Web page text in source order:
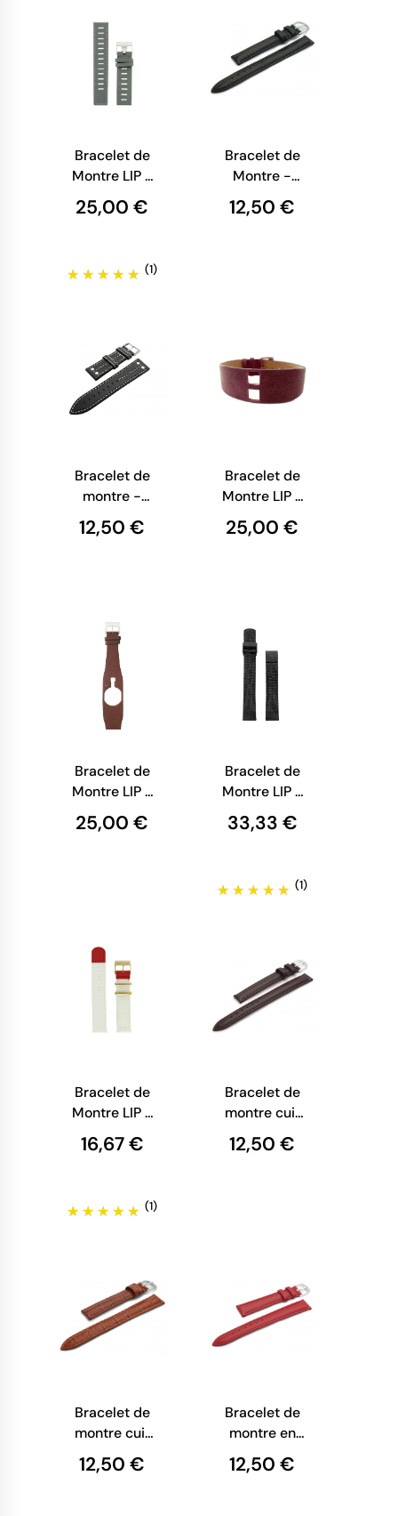
Bracelet de
Montre LIP -
Cuir Gris -
20 mm
25,00 €
(1)
Bracelet de
Montre -
Cuir Façon
Lézard Noir
12,50 €
Bracelet de
montre -
Cuir sport
noir
12,50 €
Bracelet de
Montre LIP -
De
Baschmakoff
25,00 €
Bracelet de
Montre LIP -
Fridge - Cuir
Marron - 27
25,00 €
Bracelet de
Montre LIP -
Maille
Milanaise
33,33 €
(1)
Bracelet de
Montre LIP -
Textile Blanc
et Rouge -
16,67 €
(1)
Bracelet de
montre cuir
marron XL
12,50 €
Bracelet de
montre cuir
façon croco
marron clair
12,50 €
Bracelet de
montre en
cuir rouge
12,50 €